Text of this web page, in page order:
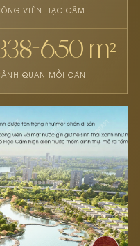
VIÊN HẠC CẦM
m²
QUAN MỖI CĂN